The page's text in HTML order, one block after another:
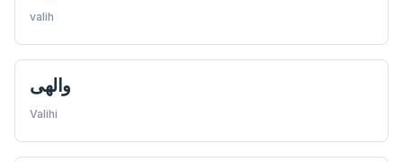
valih
والهی
Valihi